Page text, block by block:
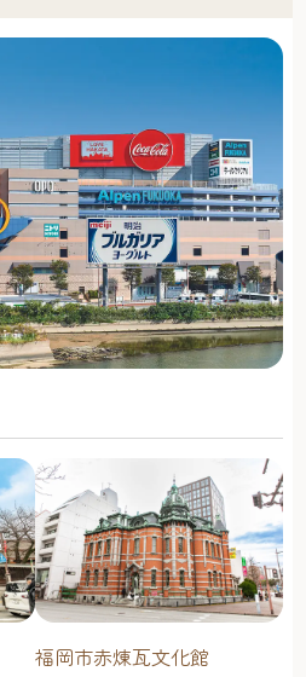
福岡市赤煉瓦文化館